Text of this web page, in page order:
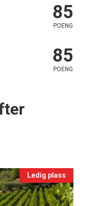
85
POENG
85
POENG
Ledig plass